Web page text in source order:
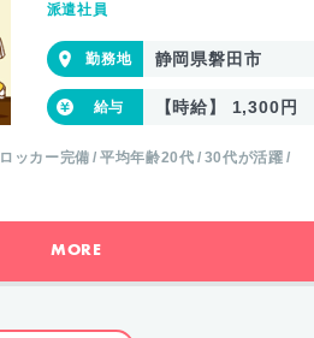
派遣社員
静岡県磐田市
【時給】 1,300円
ロッカー完備 平均年齢20代
30代が活躍
MORE